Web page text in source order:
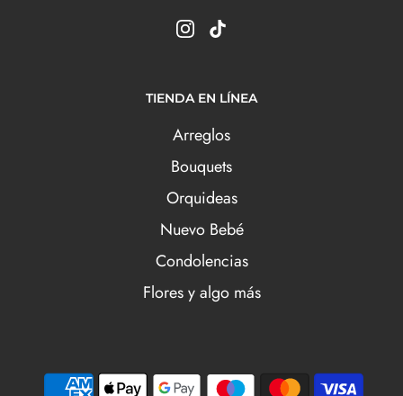
TIENDA EN LÍNEA
Arreglos
Bouquets
Orquideas
Nuevo Bebé
Condolencias
Flores y algo más